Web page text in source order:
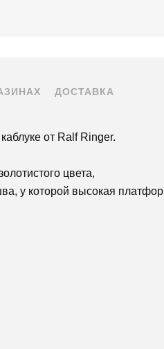
ДОСТАВКА
от Ralf Ringer.
цвета,
у которой высокая